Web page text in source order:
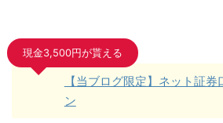
現金3,500円が貰える
【当ブログ限定】ネット証
ン